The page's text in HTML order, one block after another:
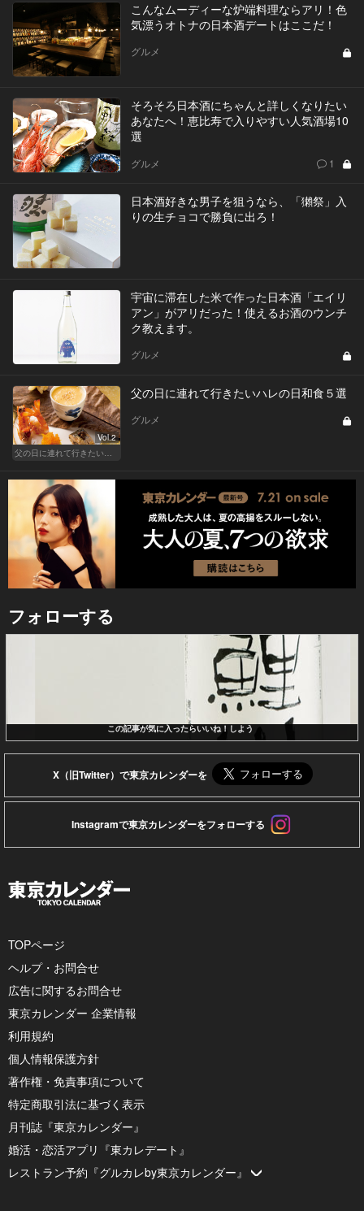
こんなムーディーな炉端料理ならアリ！色
気漂うオトナの日本酒デートはここだ！
グルメ
そろそろ日本酒にちゃんと詳しくなりたい
あなたへ！恵比寿で入りやすい人気酒場10
選
グルメ 1
日本酒好きな男子を狙うなら、「獺祭」入
りの生チョコで勝負に出ろ！
宇宙に滞在した米で作った日本酒「エイリ
アン」がアリだった！使えるお酒のウンチ
ク教えます。
グルメ
Vol.2
父の日に連れて行きたい お父さん受けが抜群に良い都内名店
父の日に連れて行きたいハレの日和食５選
グルメ
フォローする
この記事が気に入ったらいいね！しよう
X（旧Twitter）で東京カレンダーを
Instagramで東京カレンダーをフォローする
TOPページ
ヘルプ・お問合せ
広告に関するお問合せ
東京カレンダー 企業情報
利用規約
個人情報保護方針
著作権・免責事項について
特定商取引法に基づく表示
月刊誌『東京カレンダー』
婚活・恋活アプリ『東カレデート』
レストラン予約『グルカレby東京カレンダー』